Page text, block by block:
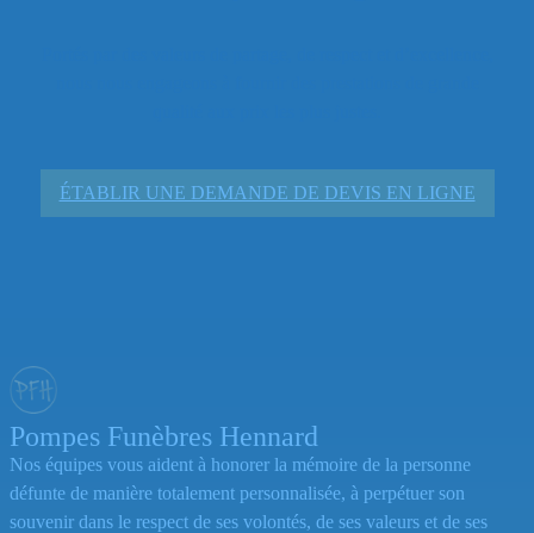
ÉTABLIR UNE DEMANDE DE DEVIS EN LIGNE
Pompes Funèbres Hennard
Nos équipes vous aident à honorer la mémoire de la personne
défunte de manière totalement personnalisée, à perpétuer son
souvenir dans le respect de ses volontés, de ses valeurs et de ses